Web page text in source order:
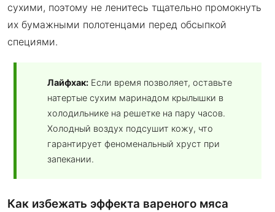
сухими, поэтому не ленитесь тщательно промокнуть
их бумажными полотенцами перед обсыпкой
специями.
Лайфхак: Если время позволяет, оставьте
натертые сухим маринадом крылышки в
холодильнике на решетке на пару часов.
Холодный воздух подсушит кожу, что
гарантирует феноменальный хруст при
запекании.
Как избежать эффекта вареного мяса